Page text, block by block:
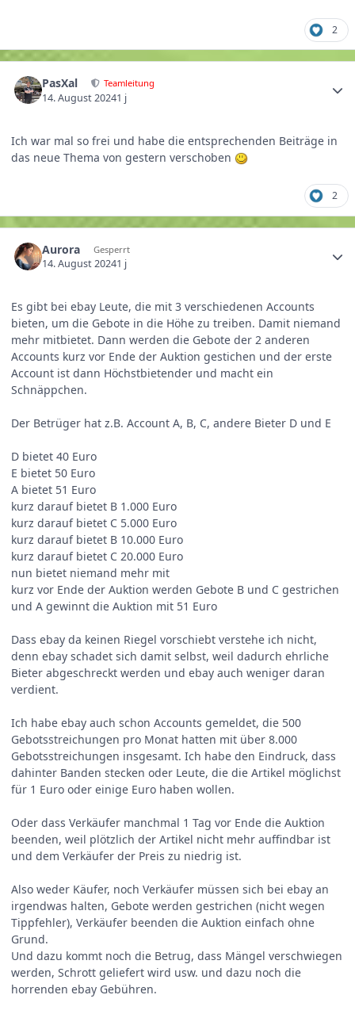
2
PasXal Teamleitung
14. August 20241 j
Ich war mal so frei und habe die entsprechenden Beiträge in
das neue Thema von gestern verschoben
2
Aurora Gesperrt
14. August 20241 j
Es gibt bei ebay Leute, die mit 3 verschiedenen Accounts
bieten, um die Gebote in die Höhe zu treiben. Damit niemand
mehr mitbietet. Dann werden die Gebote der 2 anderen
Accounts kurz vor Ende der Auktion gestichen und der erste
Account ist dann Höchstbietender und macht ein
Schnäppchen.
Der Betrüger hat z.B. Account A, B, C, andere Bieter D und E
D bietet 40 Euro
E bietet 50 Euro
A bietet 51 Euro
kurz darauf bietet B 1.000 Euro
kurz darauf bietet C 5.000 Euro
kurz darauf bietet B 10.000 Euro
kurz darauf bietet C 20.000 Euro
nun bietet niemand mehr mit
kurz vor Ende der Auktion werden Gebote B und C gestrichen
und A gewinnt die Auktion mit 51 Euro
Dass ebay da keinen Riegel vorschiebt verstehe ich nicht,
denn ebay schadet sich damit selbst, weil dadurch ehrliche
Bieter abgeschreckt werden und ebay auch weniger daran
verdient.
Ich habe ebay auch schon Accounts gemeldet, die 500
Gebotsstreichungen pro Monat hatten mit über 8.000
Gebotsstreichungen insgesamt. Ich habe den Eindruck, dass
dahinter Banden stecken oder Leute, die die Artikel möglichst
für 1 Euro oder einige Euro haben wollen.
Oder dass Verkäufer manchmal 1 Tag vor Ende die Auktion
beenden, weil plötzlich der Artikel nicht mehr auffindbar ist
und dem Verkäufer der Preis zu niedrig ist.
Also weder Käufer, noch Verkäufer müssen sich bei ebay an
irgendwas halten, Gebote werden gestrichen (nicht wegen
Tippfehler), Verkäufer beenden die Auktion einfach ohne
Grund.
Und dazu kommt noch die Betrug, dass Mängel verschwiegen
werden, Schrott geliefert wird usw. und dazu noch die
horrenden ebay Gebühren.